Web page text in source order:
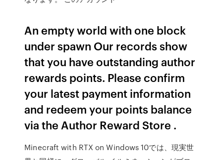
An empty world with one block
under spawn Our records show
that you have outstanding author
rewards points. Please confirm
your latest payment information
and redeem your points balance
via the Author Reward Store .
Minecraft with RTX on Windows 10では、現実世